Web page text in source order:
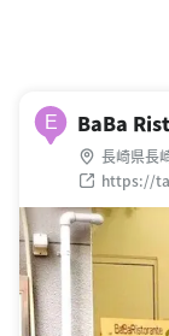
E BaBa
長崎県長
https://